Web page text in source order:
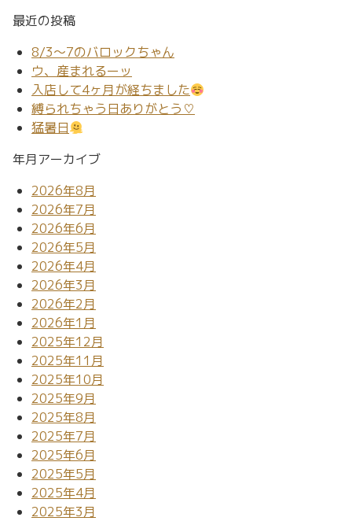
最近の投稿
8/3～7のバロックちゃん
ウ、産まれるーッ
入店して4ヶ月が経ちました
縛られちゃう日ありがとう♡
猛暑日
年月アーカイブ
2026年8月
2026年7月
2026年6月
2026年5月
2026年4月
2026年3月
2026年2月
2026年1月
2025年12月
2025年11月
2025年10月
2025年9月
2025年8月
2025年7月
2025年6月
2025年5月
2025年4月
2025年3月